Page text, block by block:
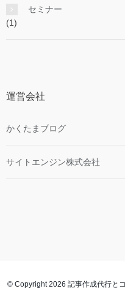
セミナー
(1)
運営会社
かくたまブログ
サイトエンジン株式会社
© Copyright 2026 記事作成代行と